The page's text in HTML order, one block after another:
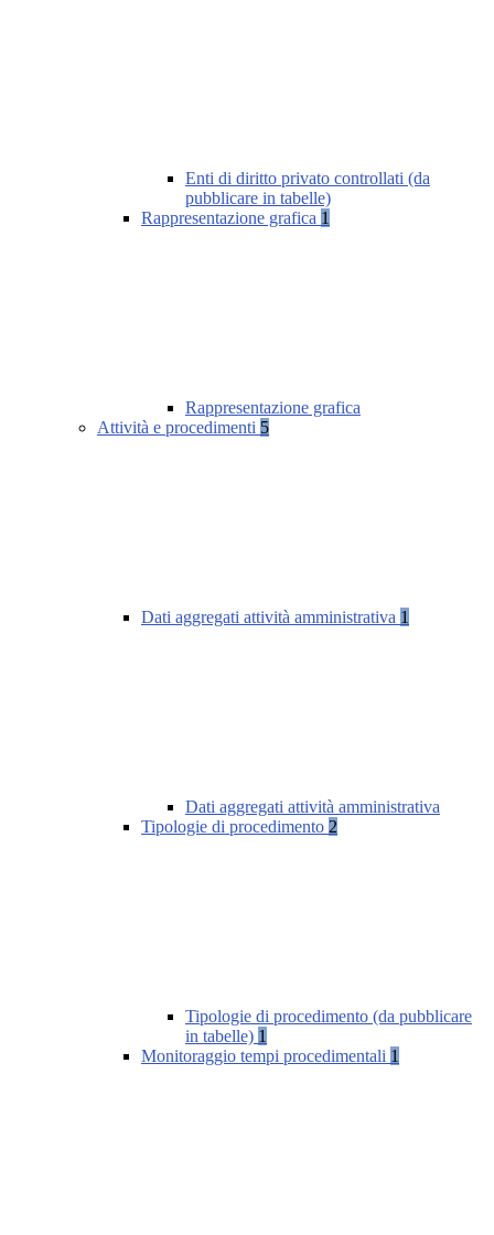
Enti di diritto privato controllati (da
pubblicare in tabelle)
Rappresentazione grafica 1
Rappresentazione grafica
Attività e procedimenti 5
Dati aggregati attività amministrativa 1
Dati aggregati attività amministrativa
Tipologie di procedimento 2
Tipologie di procedimento (da pubblicare
in tabelle) 1
Monitoraggio tempi procedimentali 1